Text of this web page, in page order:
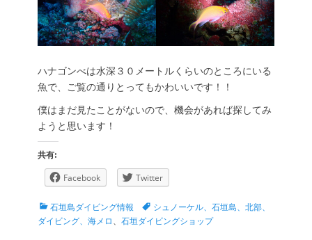
ハナゴンべは水深３０メートルくらいのところにいる
魚で、ご覧の通りとってもかわいいです！！
僕はまだ見たことがないので、機会があれば探してみ
ようと思います！
共有:
Facebook Twitter
カ
テ
石垣島ダイビング情報
タ
グ
シュノーケル、石垣島、北部、
ダイビング、海メロ
石垣ダイビングショップ